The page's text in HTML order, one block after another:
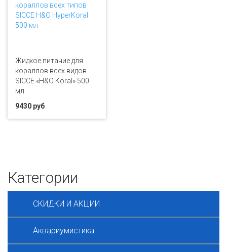
Жидкое питание для
кораллов всех видов
SICCE «H&O Koral» 500
мл
9430 руб
Категории
СКИДКИ И АКЦИИ
Аквариумистика